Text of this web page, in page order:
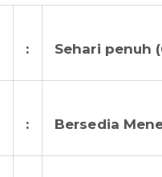
: Sehari penuh
: Bersedia